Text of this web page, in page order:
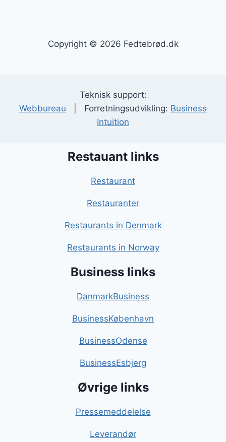
Copyright © 2026 Fedtebrød.dk
Teknisk support:
Webbureau | Forretningsudvikling: Business
Intuition
Restauant links
Restaurant
Restauranter
Restaurants in Denmark
Restaurants in Norway
Business links
DanmarkBusiness
BusinessKøbenhavn
BusinessOdense
BusinessEsbjerg
Øvrige links
Pressemeddelelse
Leverandør